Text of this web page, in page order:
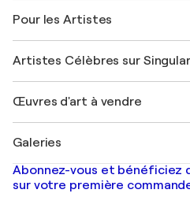
Offrir une carte cadeau
Rejoignez notre programme
Mon compte
+33 1 76 44 06 42
FAQ
Magazine Singulart
Emplois
Découvrez une sélection d'art
Pour les Artistes
Se connecter en tant
Artistes Célèbres sur
Marc Chagall
Banksy
Mr. Brainwash
Shepard Fairey
Œuvres d'art à vendre
Tableaux abstraits à vendre
Peintures de paysage
Estampes
Galeries
Galeries d'art en France
Galeries d'art en Belgique
Abonnez-vous et bénéficiez
sur votre première